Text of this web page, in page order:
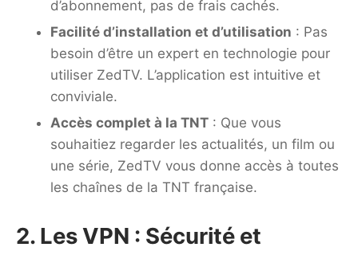
d’abonnement, pas de frais cachés.
Facilité d’installation et d’utilisation : Pas
besoin d’être un expert en technologie pour
utiliser ZedTV. L’application est intuitive et
conviviale.
Accès complet à la TNT: Que vous
souhaitiez regarder les actualités, un film ou
une série, ZedTV vous donne accès à toutes
les chaînes de la TNT française.
2. Les VPN : Sécurité et